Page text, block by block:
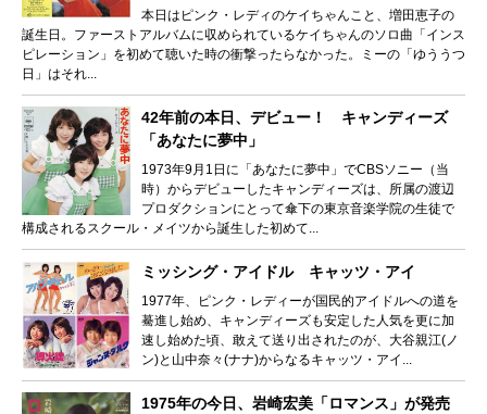
本日はピンク・レディのケイちゃんこと、増田恵子の
誕生日。ファーストアルバムに収められているケイちゃんのソロ曲「インス
ピレーション」を初めて聴いた時の衝撃ったらなかった。ミーの「ゆううつ
日」はそれ...
42年前の本日、デビュー！ キャンディーズ
「あなたに夢中」
1973年9月1日に「あなたに夢中」でCBSソニー（当
時）からデビューしたキャンディーズは、所属の渡辺
プロダクションにとって傘下の東京音楽学院の生徒で
構成されるスクール・メイツから誕生した初めて...
ミッシング・アイドル キャッツ・アイ
1977年、ピンク・レディーが国民的アイドルへの道を
驀進し始め、キャンディーズも安定した人気を更に加
速し始めた頃、敢えて送り出されたのが、大谷親江(ノ
ン)と山中奈々(ナナ)からなるキャッツ・アイ...
1975年の今日、岩崎宏美「ロマンス」が発売